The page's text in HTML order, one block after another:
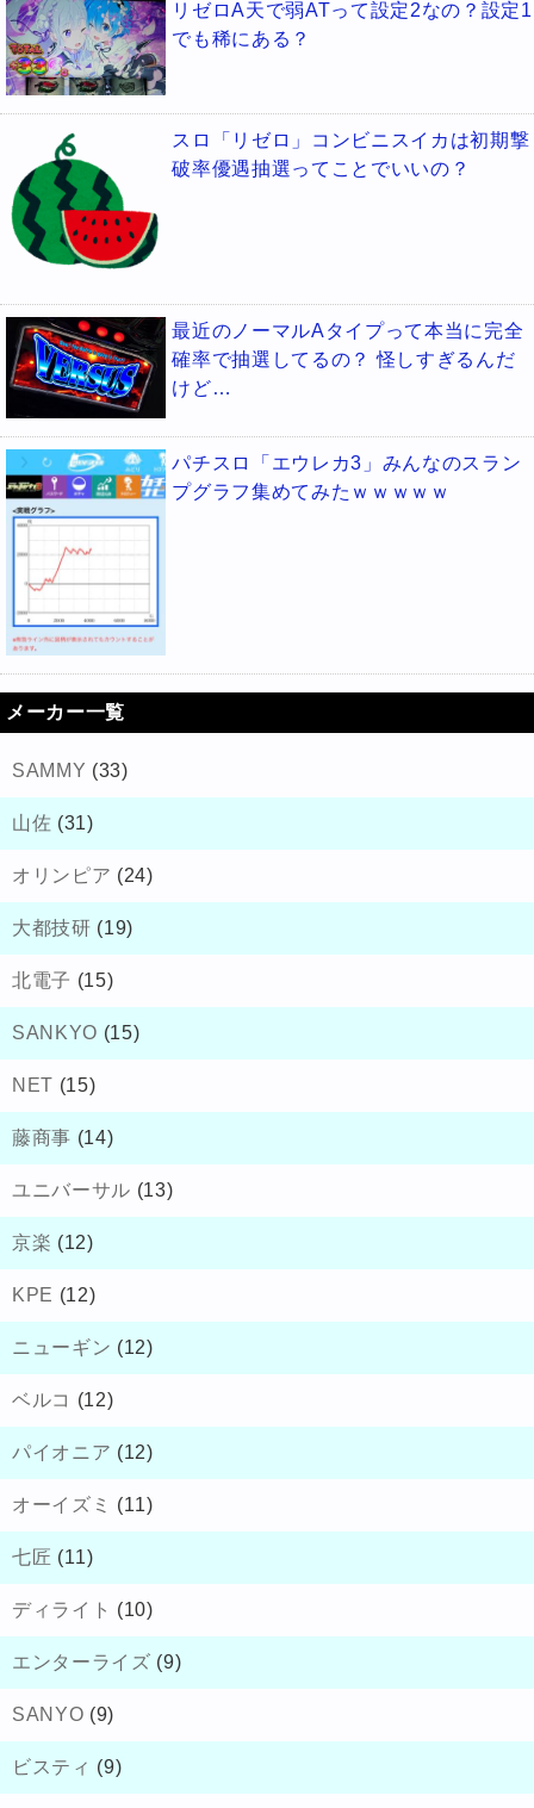
リゼロA天で弱ATって設定2なの？設定1
でも稀にある？
スロ「リゼロ」コンビニスイカは初期撃
破率優遇抽選ってことでいいの？
最近のノーマルAタイプって本当に完全
確率で抽選してるの？ 怪しすぎるんだ
けど…
パチスロ「エウレカ3」みんなのスラン
プグラフ集めてみたｗｗｗｗｗ
メーカー一覧
SAMMY (33)
山佐 (31)
オリンピア (24)
大都技研 (19)
北電子 (15)
SANKYO (15)
NET (15)
藤商事 (14)
ユニバーサル (13)
京楽 (12)
KPE (12)
ニューギン (12)
ベルコ (12)
パイオニア (12)
オーイズミ (11)
七匠 (11)
ディライト (10)
エンターライズ (9)
SANYO (9)
ビスティ (9)